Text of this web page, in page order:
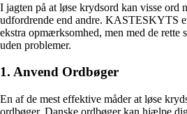
I jagten på at løse krydsord kan visse ord
udfordrende end andre. KASTESKYTS
ekstra opmærksomhed, men med de rette
uden problemer.
1. Anvend Ordbøger
En af de mest effektive måder at løse